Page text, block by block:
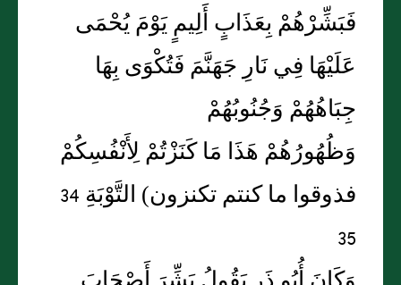
فَبَشِّرْهُمْ بِعَذَابٍ أَلِيمٍ يَوْمَ يُحْمَى
عَلَيْهَا فِي نَارِ جَهَنَّمَ فَتُكْوَى بِهَا
جِبَاهُهُمْ وَجُنُوبُهُمْ
وَظُهُورُهُمْ هَذَا مَا كَنَزْتُمْ لِأَنْفُسِكُمْ
فذوقوا ما كنتم تكنزون) التَّوْبَةِ 34
35